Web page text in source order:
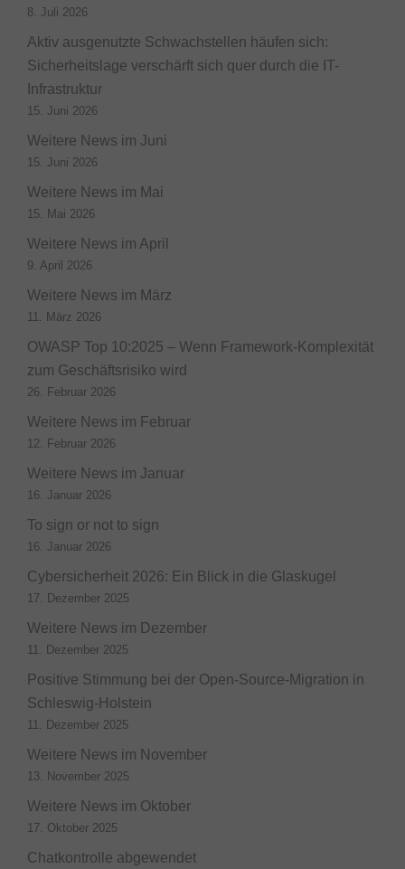
8. Juli 2026
Aktiv ausgenutzte Schwachstellen häufen sich:
Sicherheitslage verschärft sich quer durch die IT-
Infrastruktur
15. Juni 2026
Weitere News im Juni
15. Juni 2026
Weitere News im Mai
15. Mai 2026
Weitere News im April
9. April 2026
Weitere News im März
11. März 2026
OWASP Top 10:2025 – Wenn Framework-Komplexität
zum Geschäftsrisiko wird
26. Februar 2026
Weitere News im Februar
12. Februar 2026
Weitere News im Januar
16. Januar 2026
To sign or not to sign
16. Januar 2026
Cybersicherheit 2026: Ein Blick in die Glaskugel
17. Dezember 2025
Weitere News im Dezember
11. Dezember 2025
Positive Stimmung bei der Open-Source-Migration in
Schleswig-Holstein
11. Dezember 2025
Weitere News im November
13. November 2025
Weitere News im Oktober
17. Oktober 2025
Chatkontrolle abgewendet